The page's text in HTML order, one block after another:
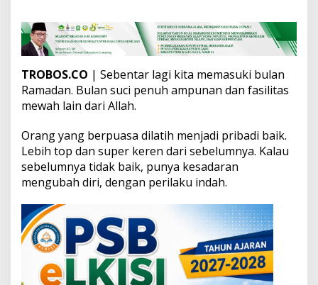
e
t
a
a
d
U
a
t
TROBOS.CO | Sebentar lagi kita memasuki bulan
Ramadan. Bulan suci penuh ampunan dan fasilitas
mewah lain dari Allah.
Orang yang berpuasa dilatih menjadi pribadi baik.
Lebih top dan super keren dari sebelumnya. Kalau
sebelumnya tidak baik, punya kesadaran
mengubah diri, dengan perilaku indah.